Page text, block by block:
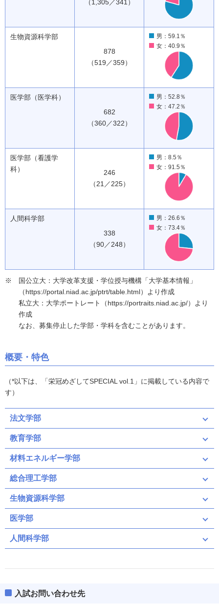
（1,305／341）
生物資源科学部
878
（519／359）
男：59.1％
女：40.9％
医学部（医学科）
682
（360／322）
男：52.8％
女：47.2％
医学部（看護学
科）
246
（21／225）
男：8.5％
女：91.5％
人間科学部
338
（90／248）
男：26.6％
女：73.4％
国公立大：大学改革支援・学位授与機構「大学基本情報」
（https://portal.niad.ac.jp/ptrt/table.html）より作成
私立大：大学ポートレート（https://portraits.niad.ac.jp/）より
作成
なお、募集停止した学部・学科を含むことがあります。
概要・特色
（*以下は、「栄冠めざしてSPECIAL vol.1」に掲載している内容で
す）
法文学部
教育学部
材料エネルギー学部
総合理工学部
生物資源科学部
医学部
人間科学部
入試お問い合わせ先